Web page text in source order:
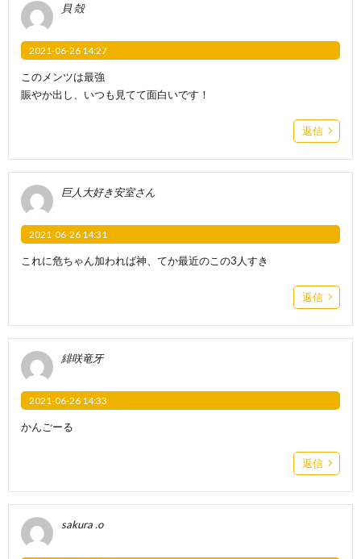
貝 殻
2021-06-26 14:27
このメンツは最強
賑やか出し、いつも見てて面白いです！
返信
巨人大好き安室さん
2021-06-26 14:31
これに危ちゃん加われば神、てか最近のこの3人すき
返信
緋咲竜牙
2021-06-26 14:33
かんごーる
返信
sakura .o